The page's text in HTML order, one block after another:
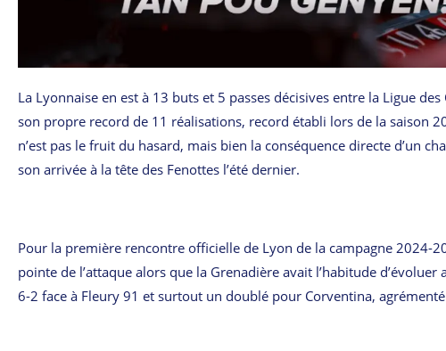
La Lyonnaise en est à 13 buts et 5 passes décisives entre la Ligue
son propre record de 11 réalisations, record établi lors de la saison
n’est pas le fruit du hasard, mais bien la conséquence directe d’un
son arrivée à la tête des Fenottes l’été dernier.
Pour la première rencontre officielle de Lyon de la campagne 2024-
pointe de l’attaque alors que la Grenadière avait l’habitude
6-2 face à Fleury 91 et surtout un doublé pour Corventina,